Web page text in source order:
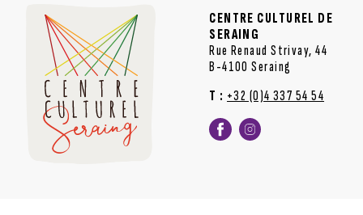
CENTRE CULTUREL DE
SERAING
Rue Renaud Strivay, 44
B-4100 Seraing
T : +32 (0)4 337 54 54